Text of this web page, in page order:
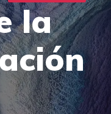
la